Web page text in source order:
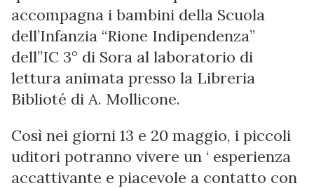
accompagna i bambini della Scuola
dell’Infanzia “Rione Indipendenza”
dell”IC 3° di Sora al laboratorio di
lettura animata presso la Libreria
Biblioté di A. Mollicone.
Così nei giorni 13 e 20 maggio, i piccoli
uditori potranno vivere un ‘ esperienza
accattivante e piacevole a contatto con